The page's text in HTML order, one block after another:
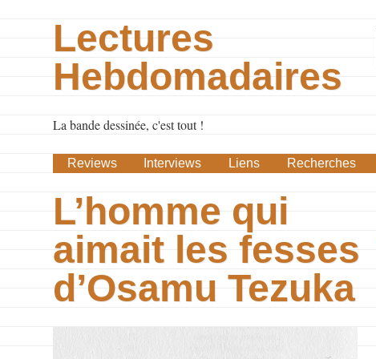
Lectures
Hebdomadaires
La bande dessinée, c'est tout !
Reviews Interviews Liens Recherches
L’homme qui
aimait les fesses
d’Osamu Tezuka